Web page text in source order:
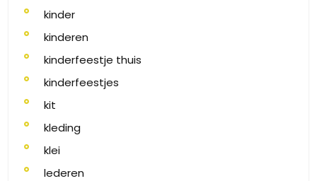
kinder
kinderen
kinderfeestje thuis
kinderfeestjes
kit
kleding
klei
lederen